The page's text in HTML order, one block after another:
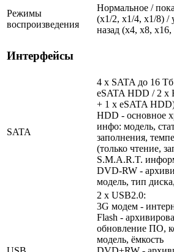
Режимы
воспроизведения
Нормальное /
(х1/2, х1/4, х1/8) /
назад (х4, х8, х16,
Интерфейсы
SATA
4 х SATA до 16
eSATA HDD / 2
+ 1 x eSATA
HDD - основное
инфо: модель,
заполнения,
(только чтение,
S.M.A.R.T.
DVD-RW -
модель, тип
2 x USB2.0:
3G модем -
Flash -
обновление ПО,
модель, ёмкость